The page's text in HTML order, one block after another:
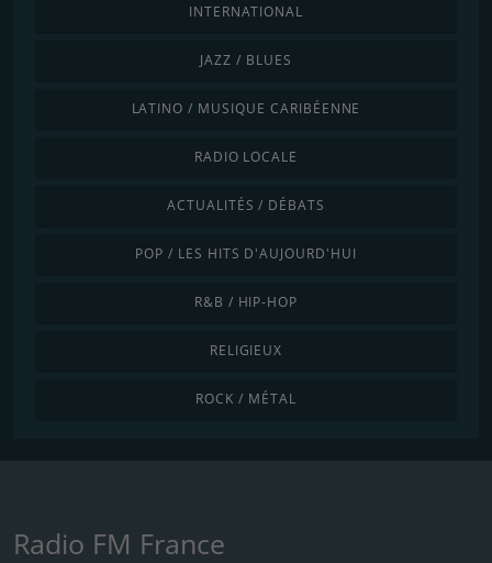
INTERNATIONAL
JAZZ / BLUES
LATINO / MUSIQUE CARIBÉENNE
RADIO LOCALE
ACTUALITÉS / DÉBATS
POP / LES HITS D'AUJOURD'HUI
R&B / HIP-HOP
RELIGIEUX
ROCK / MÉTAL
Radio FM France